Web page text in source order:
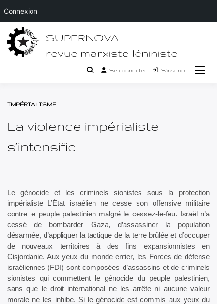
Passer
contenu
SUPERNOVA
revue marxiste-léniniste
Se connecter S’inscrire
IMPÉRIALISME
La violence impérialiste
s’intensifie
Le génocide et les criminels sionistes sous la protection
impérialiste L’État israélien ne cesse son offensive militaire
contre le peuple palestinien malgré le cessez-le-feu. Israël n’a
cessé de bombarder Gaza, d’assassiner la population
désarmée, d’appliquer la tactique de la terre brûlée et d’occuper
de nouveaux territoires à des fins expansionnistes en
Cisjordanie. Aux yeux du monde entier, les Forces de défense
israéliennes (FDI) sont composées d’assassins et de criminels
sionistes qui commettent le génocide du peuple palestinien,
sans que le droit international ne les arrête ni aucune valeur
morale ne les inhibe. Si le génocide est commis aux yeux du
Connexion